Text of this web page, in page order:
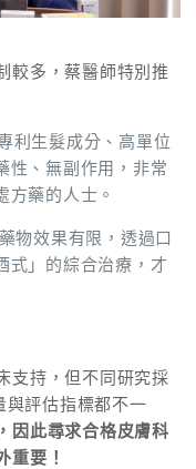
較多，蔡醫師特別推
利生髮成分、高單位
性、無副作用，非常
方藥的人士。
物效果有限，透過口
式」的綜合治療，才
支持，但不同研究採
與評估指標都不一
因此尋求合格皮膚科
重要！